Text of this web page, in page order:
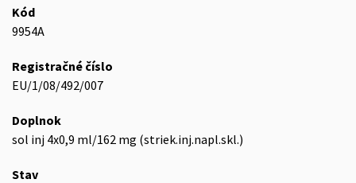
Kód
9954A
Registračné číslo
EU/1/08/492/007
Doplnok
sol inj 4x0,9 ml/162 mg (striek.inj.napl.skl.)
Stav